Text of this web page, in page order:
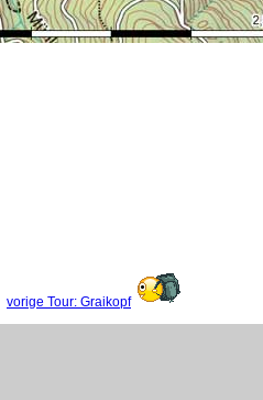
vorige Tour: Graikopf